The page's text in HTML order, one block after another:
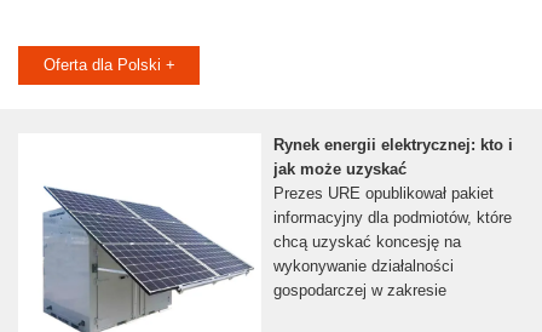
Oferta dla Polski +
Rynek energii elektrycznej: kto i
jak może uzyskać
Prezes URE opublikował pakiet
informacyjny dla podmiotów, które
chcą uzyskać koncesję na
wykonywanie działalności
gospodarczej w zakresie